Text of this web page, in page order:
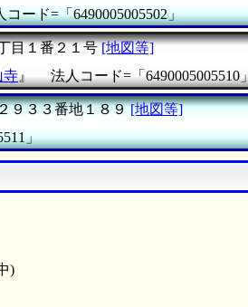
コード=「6490005005502」
目１番２１号 [地図等]
寺 』 法人コード=「6490005005510」
９３３番地１８９ [地図等]
」
)